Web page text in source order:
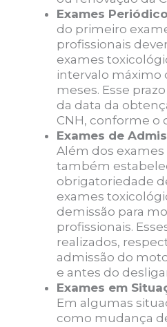
Exames
do primeiro
profissionais
exames
intervalo máximo
meses. Esse
da data da
CNH, conforme o
Exames de
Além dos exames
também
obrigatoriedade
exames
demissão para
profissionais.
realizados,
admissão do
e antes do
Exames em
Em algumas
como mudança